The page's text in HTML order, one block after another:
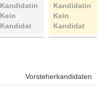
Kandidatin
Kein
Kandidat
Kandidatin
Kein
Kandidat
Vorsteherkandidaten